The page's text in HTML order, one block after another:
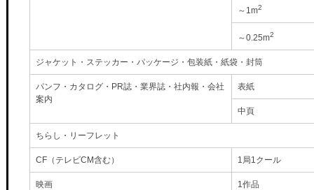
～1m2
～0.25m2
ジャケット・ステッカー・パッケージ・包装紙・紙袋・封筒
パンフ・カタログ・PR誌・業界誌・社内報・会社
案内
表紙
中頁
ちらし・リーフレット
CF（テレビCM含む） 1局1クール
映画 1作品